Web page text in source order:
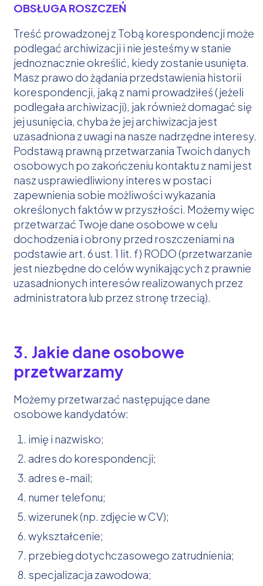
OBSŁUGA ROSZCZEŃ
Treść prowadzonej z Tobą korespondencji może
podlegać archiwizacji i nie jesteśmy w stanie
jednoznacznie określić, kiedy zostanie usunięta.
Masz prawo do żądania przedstawienia historii
korespondencji, jaką z nami prowadziłeś (jeżeli
podlegała archiwizacji), jak również domagać się
jej usunięcia, chyba że jej archiwizacja jest
uzasadniona z uwagi na nasze nadrzędne interesy.
Podstawą prawną przetwarzania Twoich danych
osobowych po zakończeniu kontaktu z nami jest
nasz usprawiedliwiony interes w postaci
zapewnienia sobie możliwości wykazania
określonych faktów w przyszłości. Możemy więc
przetwarzać Twoje dane osobowe w celu
dochodzenia i obrony przed roszczeniami na
podstawie art. 6 ust. 1 lit. f) RODO (przetwarzanie
jest niezbędne do celów wynikających z prawnie
uzasadnionych interesów realizowanych przez
administratora lub przez stronę trzecią).
3. Jakie dane osobowe
przetwarzamy
Możemy przetwarzać następujące dane
osobowe kandydatów:
imię i nazwisko;
adres do korespondencji;
adres e-mail;
numer telefonu;
wizerunek (np. zdjęcie w CV);
wykształcenie;
przebieg dotychczasowego zatrudnienia;
specjalizacja zawodowa;